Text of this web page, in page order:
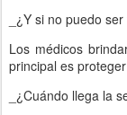
_¿Y si no puedo ser
Los médicos
principal es
_¿Cuándo llega la